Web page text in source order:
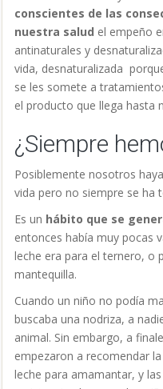
entonces había muy pocas
leche era para el ternero, o
mantequilla.
Cuando un niño no podía
buscaba una nodriza, a
animal. Sin embargo, a
leche para amamantar, y
resistencia al ver que los
que gradualmente se fue
alimento. Además, en 1856
calor se destruyen los
hacerla más segura y
También se fue
piensos y forrajes, y se ha
industria alrededor de la
alimento preponderante
se introducen en España en
Sólo tomamos leche en los
se occidentalizan. La